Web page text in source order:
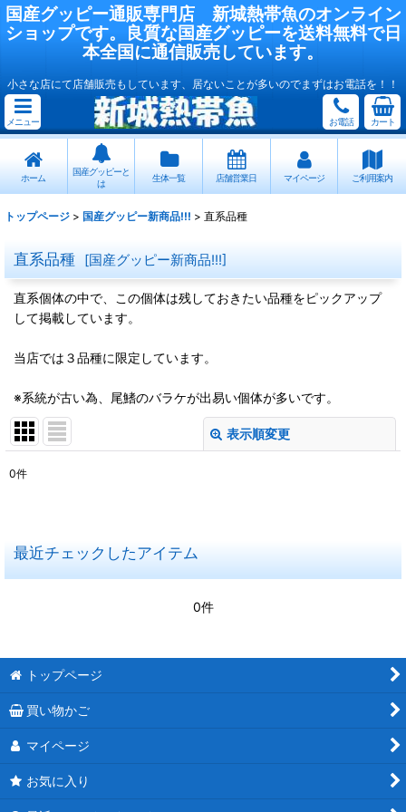
国産グッピー通販専門店 新城熱帯魚のオンライン
ショップです。良質な国産グッピーを送料無料で日
本全国に通信販売しています。
小さな店にて店舗販売もしています、居ないことが多いのでまずはお電話を！！
メニュー お電話 カート
ホーム
国産グッピーと
は
生体一覧 店舗営業日 マイページ ご利用案内
トップページ > 国産グッピー新商品!!! > 直系品種
直系品種 [国産グッピー新商品!!!]
直系個体の中で、この個体は残しておきたい品種をピックアップ
して掲載しています。
当店では３品種に限定しています。
※系統が古い為、尾鰭のバラケが出易い個体が多いです。
表示順変更
絞り込む
0件
最近チェックしたアイテム
0件
トップページ
買い物かご
マイページ
お気に入り